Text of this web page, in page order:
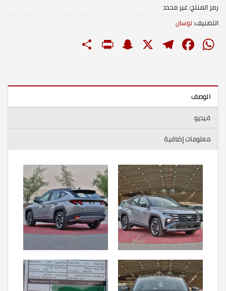
رمز المنتج:غير محدد
التصنيف:توسان
WhatsApp
Facebook
Telegram
X
Snapchat
PrintFriendly
الوصف
فيديو
معلومات إضافية